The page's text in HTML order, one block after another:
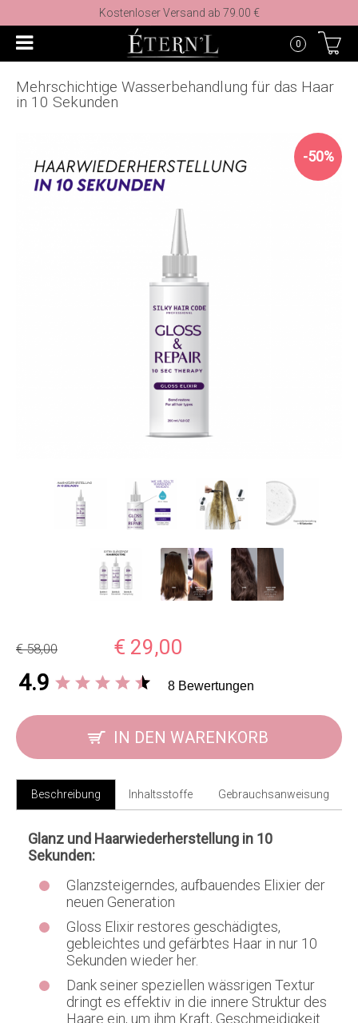
Kostenloser Versand ab 79.00 €
0
Mehrschichtige Wasserbehandlung für das Haar
in 10 Sekunden
-50%
€ 58,00 € 29,00
4.9 8 Bewertungen
IN DEN WARENKORB
Beschreibung Inhaltsstoffe Gebrauchsanweisung
Glanz und Haarwiederherstellung in 10
Sekunden:
Glanzsteigerndes, aufbauendes Elixier der
neuen Generation
Gloss Elixir restores geschädigtes,
gebleichtes und gefärbtes Haar in nur 10
Sekunden wieder her.
Dank seiner speziellen wässrigen Textur
dringt es effektiv in die innere Struktur des
Haare ein, um ihm Kraft, Geschmeidigkeit